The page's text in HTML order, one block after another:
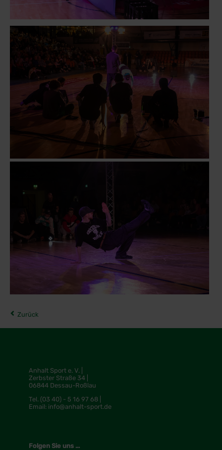
Zurück
Anhalt Sport e. V. |
Zerbster Straße 34 |
06844 Dessau-Roßlau
Tel. (03 40) - 5 16 97 68 |
Email: info@anhalt-sport.de
Folgen Sie uns ...